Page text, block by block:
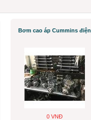
Bơm cao áp Cummins điện
0 VNĐ